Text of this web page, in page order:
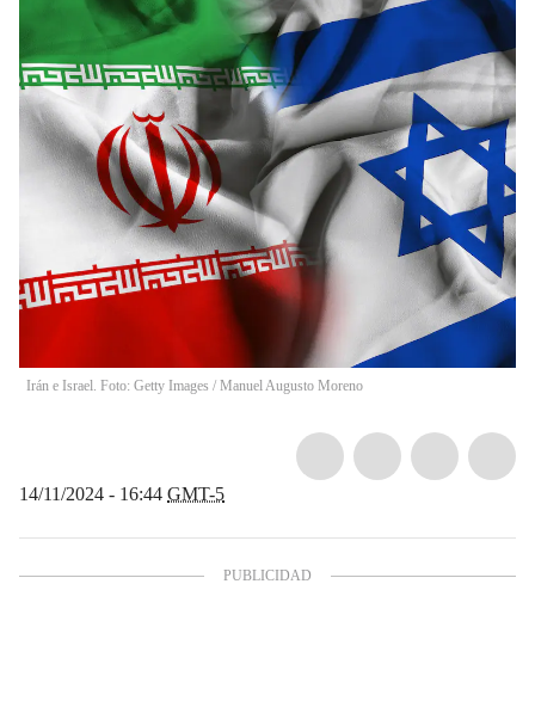
Irán e Israel. Foto: Getty Images / Manuel Augusto Moreno
14/11/2024 - 16:44 GMT-5